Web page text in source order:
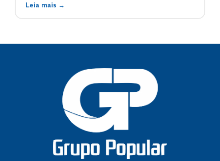
Leia mais →